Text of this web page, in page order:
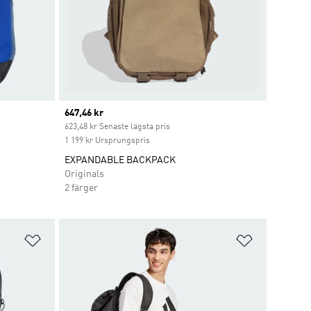
Current price
647,46 kr
623,48 kr Senaste lägsta pris
1 199 kr Ursprungspris
EXPANDABLE BACKPACK
Originals
2 färger
Lägg till på önskelistan